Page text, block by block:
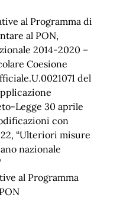
al Programma di
al PON,
2014-2020 –
Coesione
del
Legge 30 aprile
con
“Ulteriori misure
nazionale
al Programma